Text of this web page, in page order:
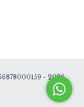
- 2026.